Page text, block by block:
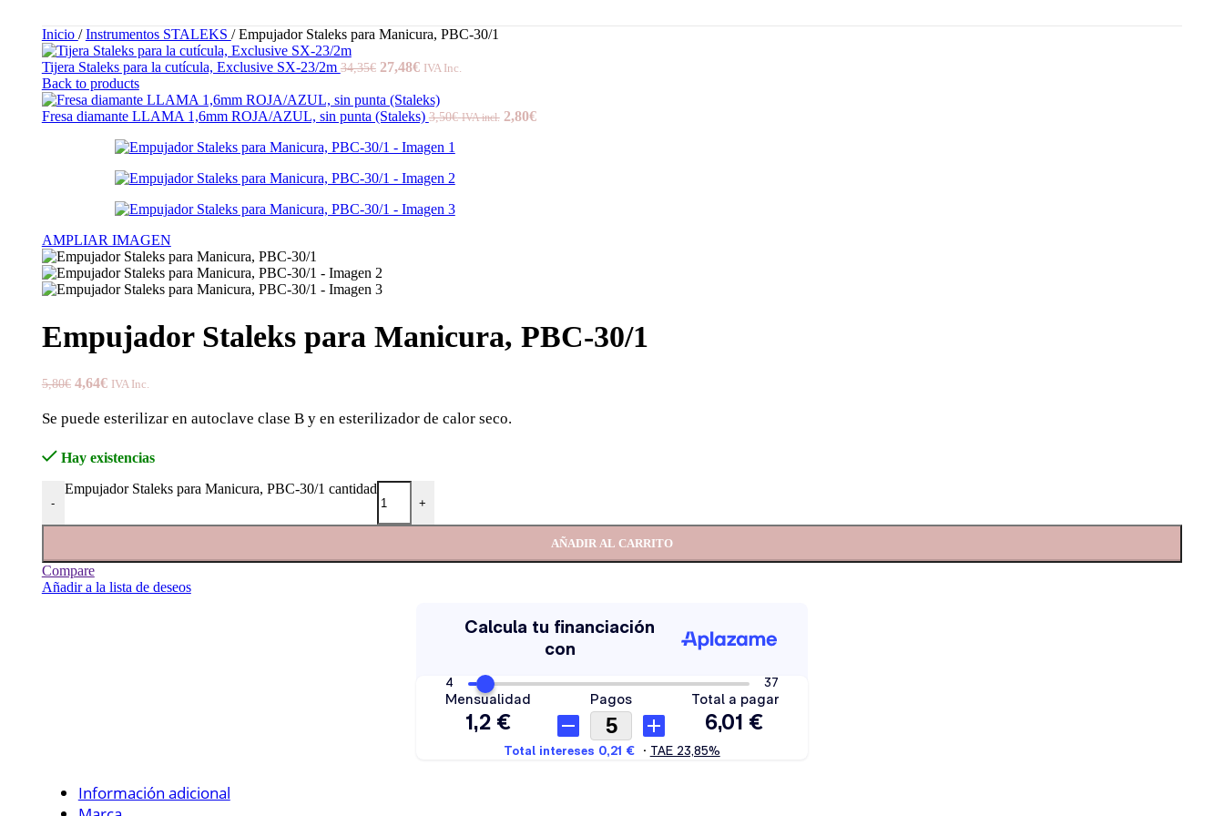
Inicio / Instrumentos STALEKS / Empujador Staleks para Manicura, PBC-30/1
Tijera Staleks para la cutícula, Exclusive SX-23/2m 34,35€ 27,48€ IVA Inc.
Back to products
Fresa diamante LLAMA 1,6mm ROJA/AZUL, sin punta (Staleks) 3,50€ IVA incl. 2,80€
AMPLIAR IMAGEN
Empujador Staleks para Manicura, PBC-30/1
5,80€ 4,64€ IVA Inc.
Se puede esterilizar en autoclave clase B y en esterilizador de calor seco.
Hay existencias
-
Empujador Staleks para Manicura, PBC-30/1 cantidad
+
AÑADIR AL CARRITO
Compare
Añadir a la lista de deseos
Información adicional